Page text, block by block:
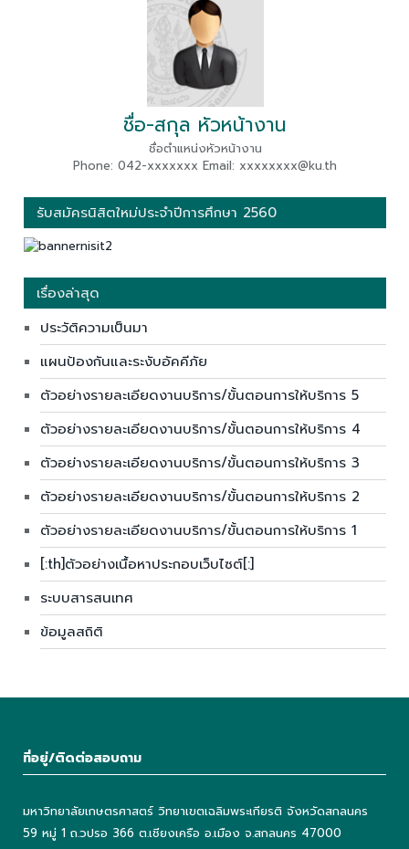
ชื่อ-สกุล หัวหน้างาน
ชื่อตำแหน่งหัวหน้างาน
Phone: 042-xxxxxxx Email: xxxxxxxx@ku.th
รับสมัครนิสิตใหม่ประจำปีการศึกษา 2560
เรื่องล่าสุด
ประวัติความเป็นมา
แผนป้องกันและระงับอัคคีภัย
ตัวอย่างรายละเอียดงานบริการ/ขั้นตอนการให้บริการ 5
ตัวอย่างรายละเอียดงานบริการ/ขั้นตอนการให้บริการ 4
ตัวอย่างรายละเอียดงานบริการ/ขั้นตอนการให้บริการ 3
ตัวอย่างรายละเอียดงานบริการ/ขั้นตอนการให้บริการ 2
ตัวอย่างรายละเอียดงานบริการ/ขั้นตอนการให้บริการ 1
[:th]ตัวอย่างเนื้อหาประกอบเว็บไซต์[:]
ระบบสารสนเทศ
ข้อมูลสถิติ
ที่อยู่/ติดต่อสอบถาม
มหาวิทยาลัยเกษตรศาสตร์ วิทยาเขตเฉลิมพระเกียรติ จังหวัดสกลนคร
59 หมู่ 1 ถ.วปรอ 366 ต.เชียงเครือ อ.เมือง จ.สกลนคร 47000